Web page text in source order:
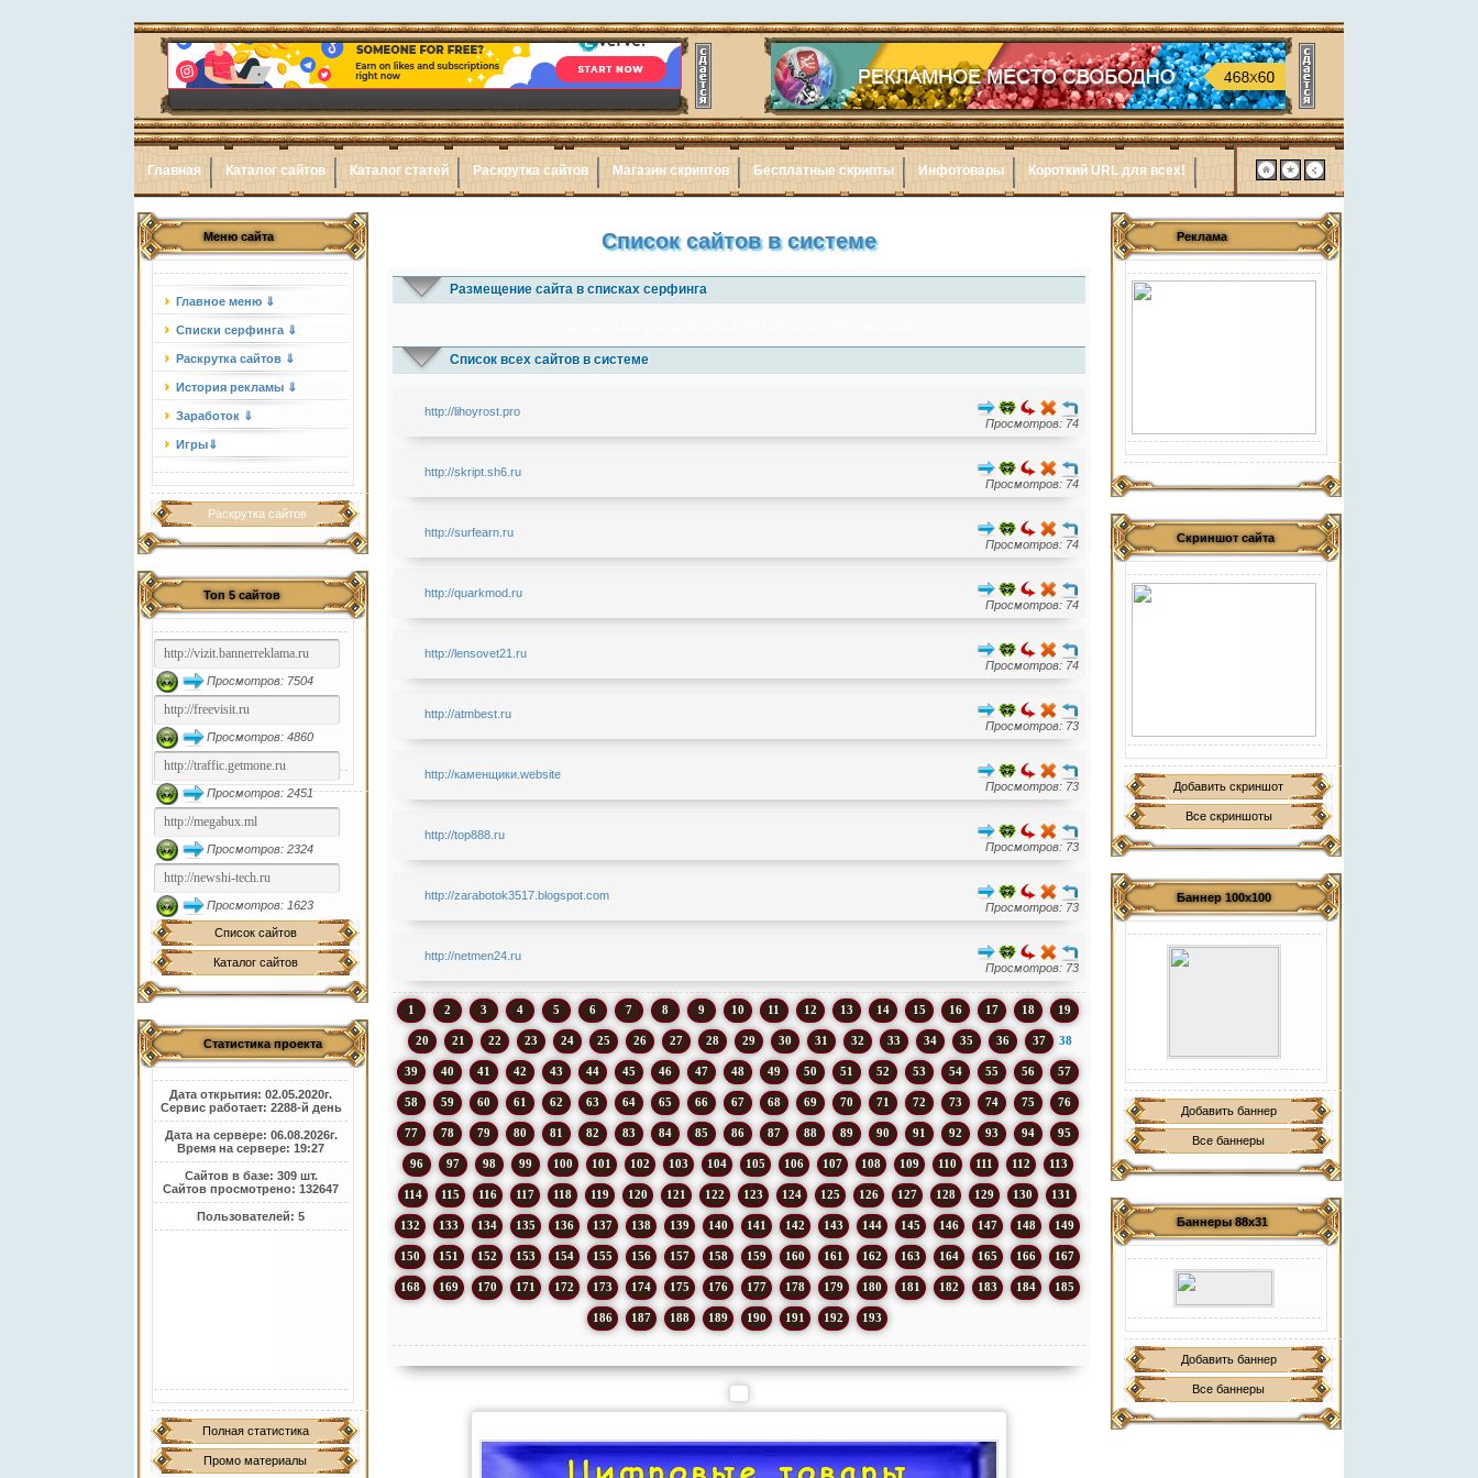
Главная Каталог сайтов Каталог статей Раскрутка сайтов Магазин скриптов Бесплатные скрипты Инфотовары Короткий URL для всех!
Меню сайта
Главное меню ⇓
Списки серфинга ⇓
Раскрутка сайтов ⇓
История рекламы ⇓
Заработок ⇓
Игры⇓
Раскрутка сайтов
Топ 5 сайтов
Просмотров: 7504
Просмотров: 4860
Просмотров: 2451
Просмотров: 2324
Просмотров: 1623
Список сайтов
Каталог сайтов
Статистика проекта
Дата открытия: 02.05.2020г.
Сервис работает: 2288-й день
Дата на сервере: 06.08.2026г.
Время на сервере: 19:27
Сайтов в базе: 309 шт.
Сайтов просмотрено: 132647
Пользователей: 5
Полная статистика
Промо материалы
Реклама
Скриншот сайта
Добавить скриншот
Все скриншоты
Баннер 100х100
Добавить баннер
Все баннеры
Баннеры 88х31
Добавить баннер
Все баннеры
Список сайтов в системе
Размещение сайта в списках серфинга
Список всех сайтов в системе
http://lihoyrost.pro
Просмотров: 74
http://skript.sh6.ru
Просмотров: 74
http://surfearn.ru
Просмотров: 74
http://quarkmod.ru
Просмотров: 74
http://lensovet21.ru
Просмотров: 74
http://atmbest.ru
Просмотров: 73
http://каменщики.website
Просмотров: 73
http://top888.ru
Просмотров: 73
http://zarabotok3517.blogspot.com
Просмотров: 73
http://netmen24.ru
Просмотров: 73
1 2 3 4 5 6 7 8 9 10 11 12 13 14 15 16 17 18 19
20 21 22 23 24 25 26 27 28 29 30 31 32 33 34 35 36 37 38
39 40 41 42 43 44 45 46 47 48 49 50 51 52 53 54 55 56 57
58 59 60 61 62 63 64 65 66 67 68 69 70 71 72 73 74 75 76
77 78 79 80 81 82 83 84 85 86 87 88 89 90 91 92 93 94 95
96 97 98 99 100 101 102 103 104 105 106 107 108 109 110 111 112 113
114 115 116 117 118 119 120 121 122 123 124 125 126 127 128 129 130 131
132 133 134 135 136 137 138 139 140 141 142 143 144 145 146 147 148 149
150 151 152 153 154 155 156 157 158 159 160 161 162 163 164 165 166 167
168 169 170 171 172 173 174 175 176 177 178 179 180 181 182 183 184 185
186 187 188 189 190 191 192 193